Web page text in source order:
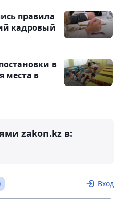
правила
кадровый
в
места в
zakon.kz в:
Вход